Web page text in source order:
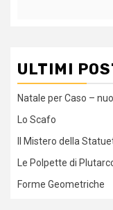
ULTIMI
Natale per Caso –
Lo Scafo
Il Mistero della
Le Polpette di
Forme Geometriche